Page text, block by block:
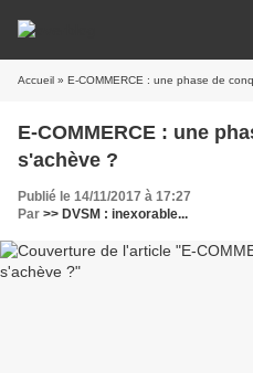
Accueil » E-COMMERCE : une phase de
E-COMMERCE : une
s'achève ?
Publié le 14/11/2017 à 17:27
Par >> DVSM : inexorable...